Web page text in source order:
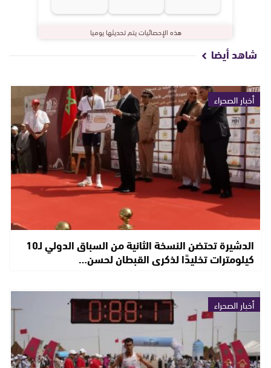
هذه الإحصائيات يتم تحديثها يوميا
شاهد أيضا
أخبار الصحراء
الدشيرة تحتضن النسخة الثانية من السباق الدولي لـ10
كيلومترات تخليدًا لذكرى القبطان لحسن…
أخبار الصحراء